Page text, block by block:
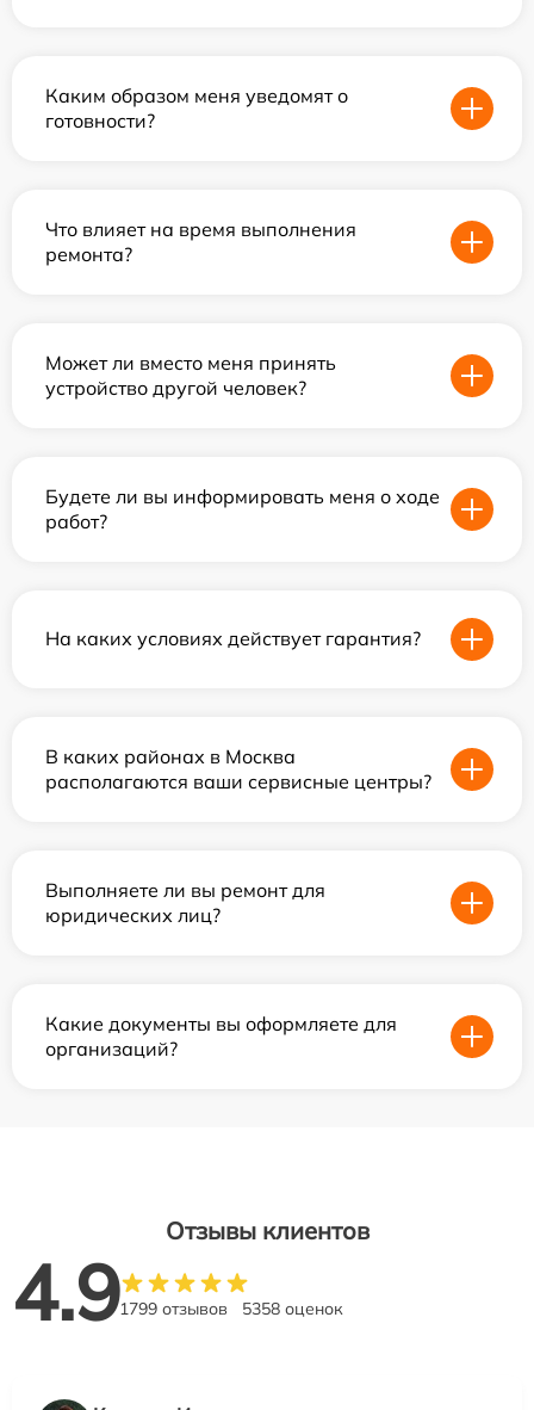
Каким образом меня уведомят о
готовности?
Что влияет на время выполнения
ремонта?
Может ли вместо меня принять
устройство другой человек?
Будете ли вы информировать меня о ходе
работ?
На каких условиях действует гарантия?
В каких районах в Москва
располагаются ваши сервисные центры?
Выполняете ли вы ремонт для
юридических лиц?
Какие документы вы оформляете для
организаций?
Отзывы клиентов
4.91799 отзывов 5358 оценок